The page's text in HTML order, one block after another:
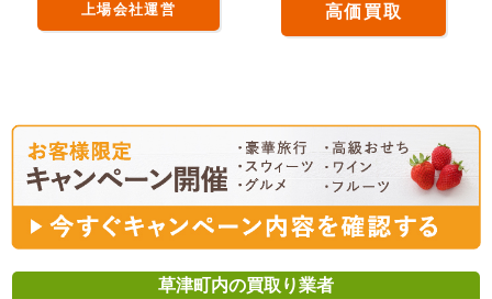
上場会社運営 高価買取
草津町内の買取り業者